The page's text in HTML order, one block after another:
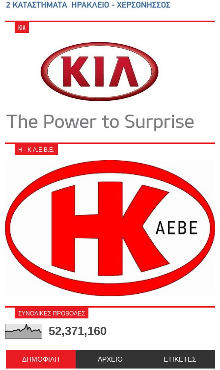
KIA
Η - Κ Α.Ε.Β.Ε.
ΣΥΝΟΛΙΚΕΣ ΠΡΟΒΟΛΕΣ
52,371,160
ΔΗΜΟΦΙΛΗ ΑΡΧΕΙΟ ΕΤΙΚΕΤΕΣ